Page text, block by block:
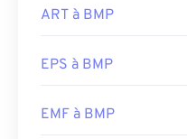
ART à BMP
EPS à BMP
EMF à BMP